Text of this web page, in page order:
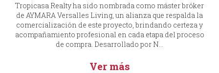
Tropicasa Realty ha sido nombrada como máster bróker
de AYMARA Versalles Living, un alianza que respalda la
comercialización de este proyecto, brindando certeza y
acompañamiento profesional en cada etapa del proceso
de compra. Desarrollado por N...
Ver más